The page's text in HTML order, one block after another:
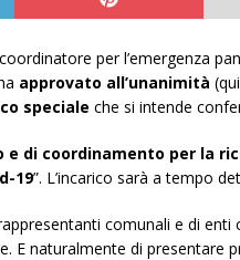
per l’emergenza
approvato all’unanimità
speciale che si intende
e di coordinamento per la
19”. L’incarico sarà a tempo
comunali e di
E naturalmente di presentare